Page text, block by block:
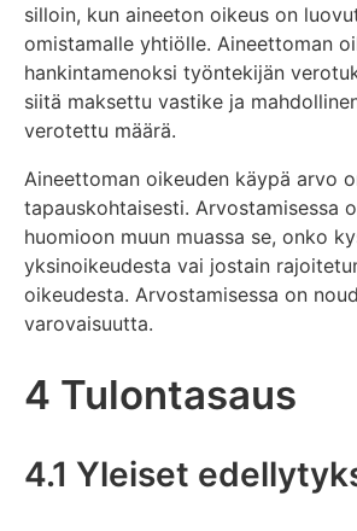
silloin, kun aineeton oikeus on
omistamalle yhtiölle. Aineettoman
hankintamenoksi työntekijän
siitä maksettu vastike ja
verotettu määrä.
Aineettoman oikeuden käypä arvo
tapauskohtaisesti. Arvostamisessa
huomioon muun muassa se, onko
yksinoikeudesta vai jostain
oikeudesta. Arvostamisessa on
varovaisuutta.
4 Tulontasaus
4.1 Yleiset